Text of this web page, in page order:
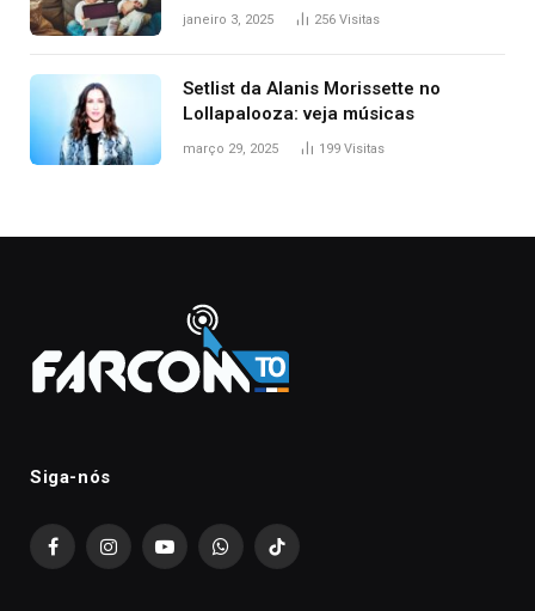
janeiro 3, 2025 256 Visitas
Setlist da Alanis Morissette no
Lollapalooza: veja músicas
março 29, 2025 199 Visitas
Siga-nós
FacebookInstagramYouTubeWhatsAppTikTok